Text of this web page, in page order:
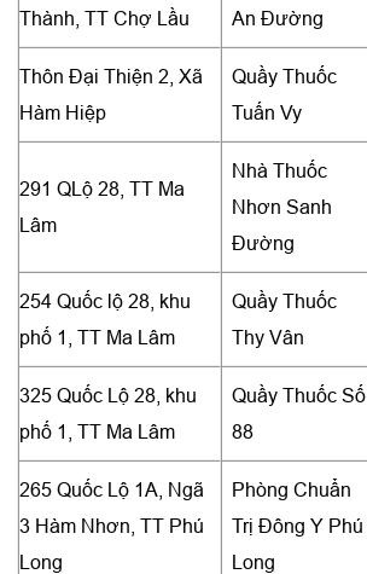
Thành, TT Chợ Lầu
An Đường
Thôn Đại Thiện 2, Xã
Hàm Hiệp
Quầy Thuốc
Tuấn Vy
291 QLộ 28, TT Ma
Lâm
Nhà Thuốc
Nhơn Sanh
Đường
254 Quốc lộ 28, khu
phố 1, TT Ma Lâm
Quầy Thuốc
Thy Vân
325 Quốc Lộ 28, khu
phố 1, TT Ma Lâm
Quầy Thuốc Số
88
265 Quốc Lộ 1A, Ngã
3 Hàm Nhơn, TT Phú
Long
Phòng Chuẩn
Trị Đông Y Phú
Long